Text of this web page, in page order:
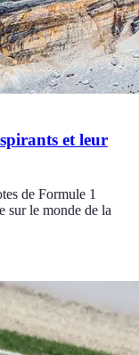
et leur
de Formule 1
sur le monde de la